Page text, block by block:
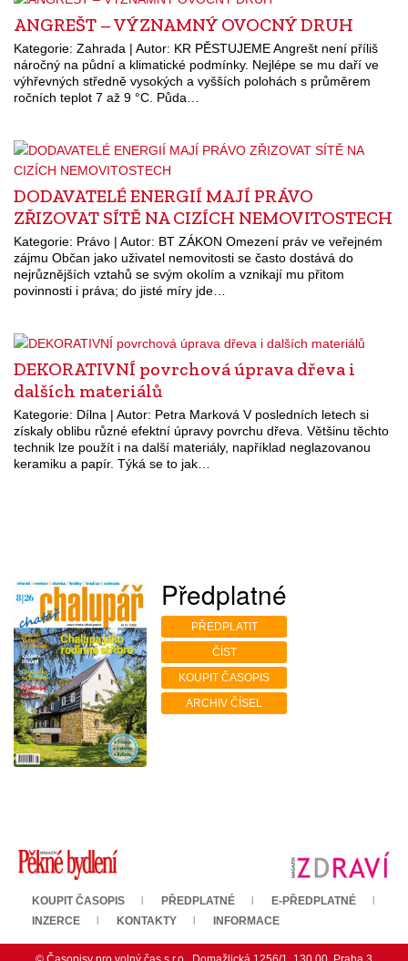
ANGREŠT – VÝZNAMNÝ OVOCNÝ DRUH
Kategorie: Zahrada | Autor: KR PĚSTUJEME Angrešt není příliš
náročný na půdní a klimatické podmínky. Nejlépe se mu daří ve
výhřevných středně vysokých a vyšších polohách s průměrem
ročních teplot 7 až 9 °C. Půda…
DODAVATELÉ ENERGIÍ MAJÍ PRÁVO
ZŘIZOVAT SÍTĚ NA CIZÍCH NEMOVITOSTECH
Kategorie: Právo | Autor: BT ZÁKON Omezení práv ve veřejném
zájmu Občan jako uživatel nemovitosti se často dostává do
nejrůznějších vztahů se svým okolím a vznikají mu přitom
povinnosti i práva; do jisté míry jde…
DEKORATIVNÍ povrchová úprava dřeva i
dalších materiálů
Kategorie: Dílna | Autor: Petra Marková V posledních letech si
získaly oblibu různé efektní úpravy povrchu dřeva. Většinu těchto
technik lze použít i na další materiály, například neglazovanou
keramiku a papír. Týká se to jak…
Předplatné
PŘEDPLATIT
ČÍST
KOUPIT ČASOPIS
ARCHIV ČÍSEL
KOUPIT ČASOPIS PŘEDPLATNÉ
E-PŘEDPLATNÉ
INZERCE
KONTAKTY INFORMACE